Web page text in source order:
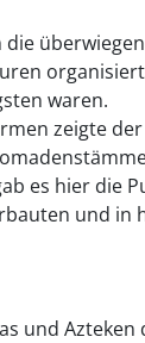
waren.
zeigte
es hier die
und in
und